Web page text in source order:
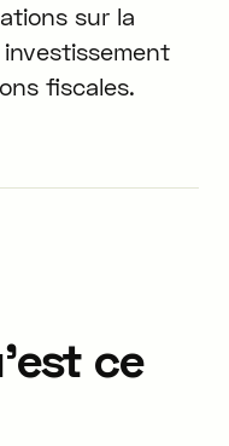
sur la
fiscales.
ce